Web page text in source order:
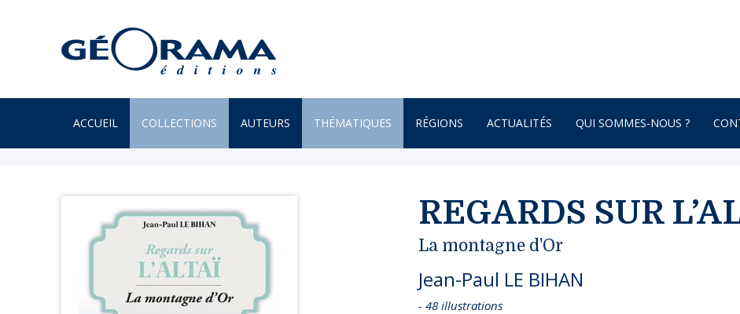
ACCUEIL COLLECTIONS
BEAUX LIVRES
RÉCITS
UN REGARD SUR NOTRE
MONDE
AUTEURS THÉMATIQUES
JARDIN – BOTANIQUE
LITTÉRATURE – POÉSIE
RÉGIONS
AMÉRIQUE DU NORD
AMÉRIQUE CENTRALE
ASIE
ASIE CENTRALE
ACTUALITÉS QUI SOMMES-NOUS ?
REGARDS SUR
La montagne d'Or
Jean-Paul LE BIHAN
- 48 illustrations